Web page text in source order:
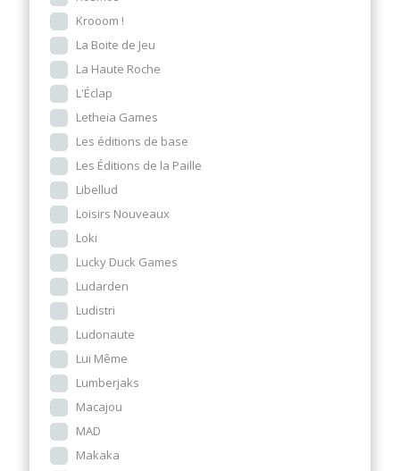
Krooom !
La Boite de Jeu
La Haute Roche
L'Éclap
Letheia Games
Les éditions de base
Les Éditions de la Paille
Libellud
Loisirs Nouveaux
Loki
Lucky Duck Games
Ludarden
Ludistri
Ludonaute
Lui Même
Lumberjaks
Macajou
MAD
Makaka